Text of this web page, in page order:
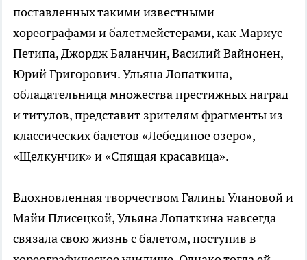
поставленных такими известными
хореографами и балетмейстерами, как Мариус
Петипа, Джордж Баланчин, Василий Вайнонен,
Юрий Григорович. Ульяна Лопаткина,
обладательница множества престижных наград
и титулов, представит зрителям фрагменты из
классических балетов «Лебединое озеро»,
«Щелкунчик» и «Спящая красавица».
Вдохновленная творчеством Галины Улановой и
Майи Плисецкой, Ульяна Лопаткина навсегда
связала свою жизнь с балетом, поступив в